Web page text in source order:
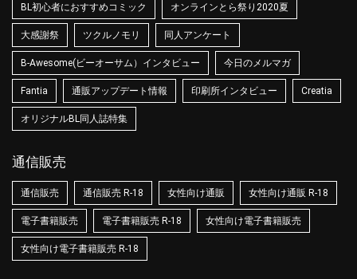
BL初心者におすすめコミック オンラインとら祭り2020夏
大感謝祭 ツクルノモリ 同人アンケート
B-Awesome(ビーオーサム）インタビュー 今日のメルマガ
Fantia 通販アップデート情報 印刷所インタビュー Creatia
オリジナルBL同人誌特集
通信販売
通信販売 通信販売 R-18 女性向け通販 女性向け通販 R-18
電子書籍販売 電子書籍販売 R-18 女性向け電子書籍販売
女性向け電子書籍販売 R-18